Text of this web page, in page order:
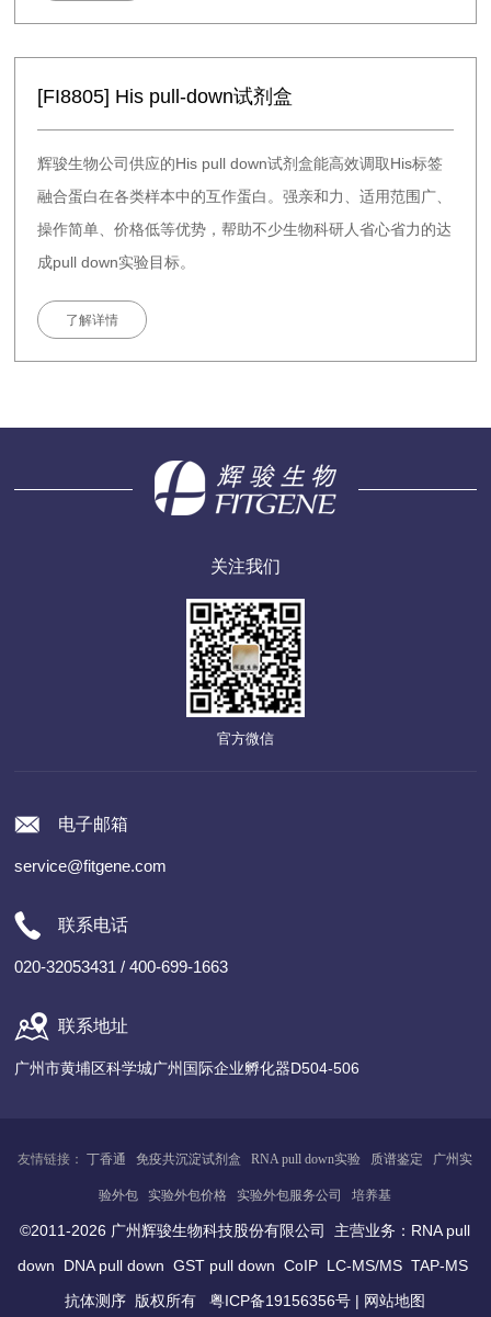
[FI8805] His pull-down试剂盒
辉骏生物公司供应的His pull down试剂盒能高效调取His标签
融合蛋白在各类样本中的互作蛋白。强亲和力、适用范围广、
操作简单、价格低等优势，帮助不少生物科研人省心省力的达
成pull down实验目标。
了解详情
关注我们
官方微信
电子邮箱
service@fitgene.com
联系电话
020-32053431 / 400-699-1663
联系地址
广州市黄埔区科学城广州国际企业孵化器D504-506
友情链接：丁香通 免疫共沉淀试剂盒 RNA pull down实验 质谱鉴定 广州实
验外包 实验外包价格 实验外包服务公司 培养基
©2011-2026 广州辉骏生物科技股份有限公司 主营业务： RNA pull
down
DNA pull down GST pull down CoIP LC-MS/MS TAP-MS
抗体测序 版权所有粤ICP备19156356号 | 网站地图